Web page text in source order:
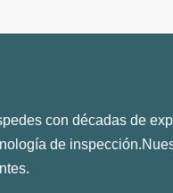
con décadas de
de